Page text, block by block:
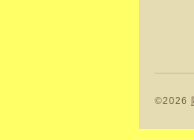
©2026